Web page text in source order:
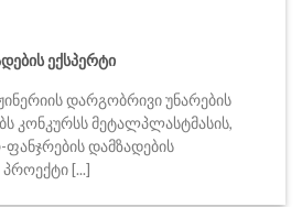
ექსპერტი
დარგობრივი უნარების
კონკურსს მეტალპლასტმასის,
ფანჯრების დამზადების
პროექტი [...]